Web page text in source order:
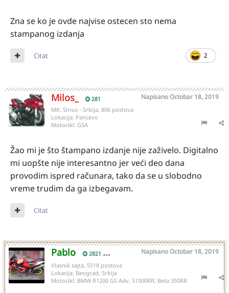
Zna se ko je ovde najvise ostecen sto nema
stampanog izdanja
2
Citat
Milos_ 281 NapisanoOctobar 18, 2019
MK. Sirius - Srbija, 806 postova
Lokacija: Pancevo
Motocikl: GSA
Žao mi je što štampano izdanje nije zaživelo. Digitalno
mi uopšte nije interesantno jer veći deo dana
provodim ispred računara, tako da se u slobodno
vreme trudim da ga izbegavam.
Citat
Pablo 2821 NapisanoOctobar 18, 2019
Vlasnik sajta, 5518 postova
Lokacija: Beograd, Srbija
Motocikl: BMW R1200 GS Adv, S1000RR; Beta 350RR